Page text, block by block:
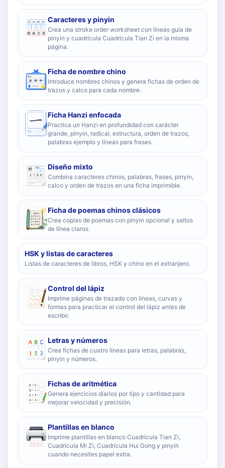
Caracteres y pinyin
Crea una stroke order worksheet con líneas guía de
pinyin y cuadrícula Cuadrícula Tian Zi en la misma
página.
Ficha de nombre chino
Introduce nombres chinos y genera fichas de orden de
trazos y calco para cada nombre.
Ficha Hanzi enfocada
Practica un Hanzi en profundidad con carácter
grande, pinyin, radical, estructura, orden de trazos,
palabras ejemplo y líneas para frases.
Diseño mixto
Combina caracteres chinos, palabras, frases, pinyin,
calco y orden de trazos en una ficha imprimible.
Ficha de poemas chinos clásicos
Crea copias de poemas con pinyin opcional y saltos
de línea claros.
HSK y listas de caracteres
Listas de caracteres de libros, HSK y chino en el extranjero.
Control del lápiz
Imprime páginas de trazado con líneas, curvas y
formas para practicar el control del lápiz antes de
escribir.
Letras y números
Crea fichas de cuatro líneas para letras, palabras,
pinyin y números.
Fichas de aritmética
Genera ejercicios diarios por tipo y cantidad para
mejorar velocidad y precisión.
Plantillas en blanco
Imprime plantillas en blanco Cuadrícula Tian Zi,
Cuadrícula Mi Zi, Cuadrícula Hui Gong y pinyin
cuando necesites papel extra.